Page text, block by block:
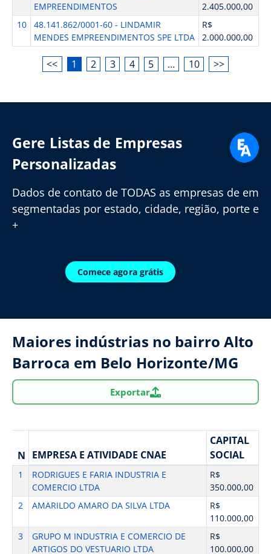
EMPREENDIMENTOS
2.405.000,00
10
48.141.862/0001-60 - LINDAMIR
MENDES EMPREENDIMENTOS SPE LTDA
R$
2.000.000,00
<< 1 2 3 4 5 … 10 >>
Gere Listas de Empresas
Personalizadas
Dados de contato de TODAS as empresas de em
segmentadas por estado, cidade, região, porte e
+
Comece agora grátis
Maiores indústrias no bairro Alto
Barroca em Belo Horizonte/MG
Exportar
N EMPRESA E ATIVIDADE CNAE
CAPITAL
SOCIAL
1
RODRIGUES E FARIA INDUSTRIA E
COMERCIO LTDA
R$
350.000,00
2
AMARILDO AMARO DA SILVA LTDA
R$
110.000,00
3
GRUPO M INDUSTRIA E COMERCIO DE
ARTIGOS DO VESTUARIO LTDA
R$
100.000,00